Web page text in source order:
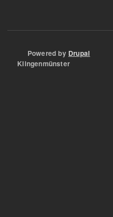
Powered by Drupal ©